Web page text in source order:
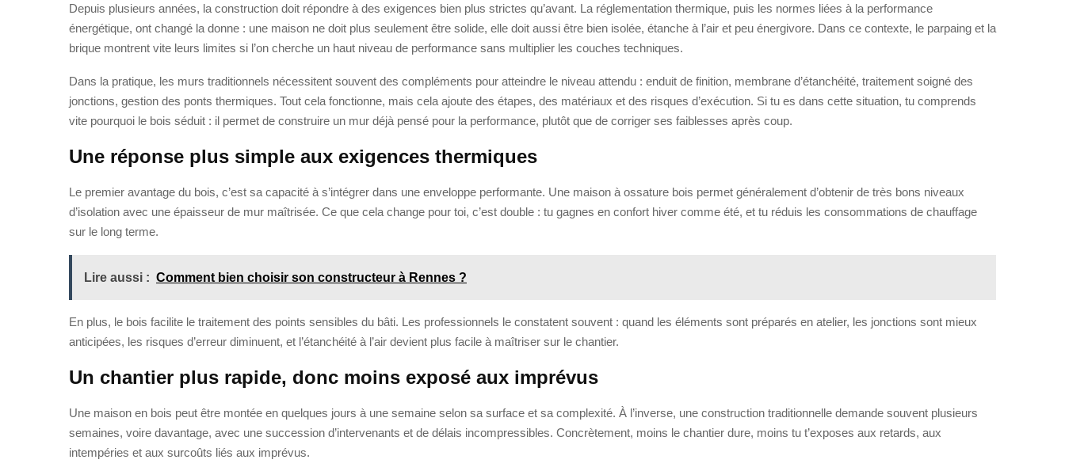
Depuis plusieurs années, la construction doit répondre à des exigences bien plus strictes qu’avant. La réglementation thermique, puis les normes liées à la performance
énergétique, ont changé la donne : une maison ne doit plus seulement être solide, elle doit aussi être bien isolée, étanche à l’air et peu énergivore. Dans ce contexte, le parpaing et la
brique montrent vite leurs limites si l’on cherche un haut niveau de performance sans multiplier les couches techniques.
Dans la pratique, les murs traditionnels nécessitent souvent des compléments pour atteindre le niveau attendu : enduit de finition, membrane d’étanchéité, traitement soigné des
jonctions, gestion des ponts thermiques. Tout cela fonctionne, mais cela ajoute des étapes, des matériaux et des risques d’exécution. Si tu es dans cette situation, tu comprends
vite pourquoi le bois séduit : il permet de construire un mur déjà pensé pour la performance, plutôt que de corriger ses faiblesses après coup.
Une réponse plus simple aux exigences thermiques
Le premier avantage du bois, c’est sa capacité à s’intégrer dans une enveloppe performante. Une maison à ossature bois permet généralement d’obtenir de très bons niveaux
d’isolation avec une épaisseur de mur maîtrisée. Ce que cela change pour toi, c’est double : tu gagnes en confort hiver comme été, et tu réduis les consommations de chauffage
sur le long terme.
Lire aussi : Comment bien choisir son constructeur à Rennes ?
En plus, le bois facilite le traitement des points sensibles du bâti. Les professionnels le constatent souvent : quand les éléments sont préparés en atelier, les jonctions sont mieux
anticipées, les risques d’erreur diminuent, et l’étanchéité à l’air devient plus facile à maîtriser sur le chantier.
Un chantier plus rapide, donc moins exposé aux imprévus
Une maison en bois peut être montée en quelques jours à une semaine selon sa surface et sa complexité. À l’inverse, une construction traditionnelle demande souvent plusieurs
semaines, voire davantage, avec une succession d’intervenants et de délais incompressibles. Concrètement, moins le chantier dure, moins tu t’exposes aux retards, aux
intempéries et aux surcoûts liés aux imprévus.